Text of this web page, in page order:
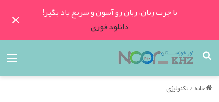
با چرب زبان، زبان رو آسون و سریع یاد بگیر!
دانلود فوری
جستجو
برای
خانه/تکنولوژی